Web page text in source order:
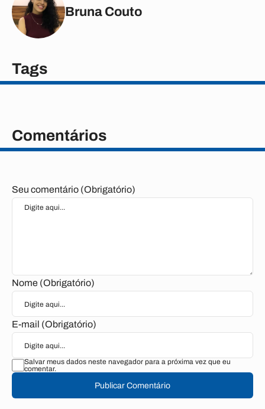
Bruna Couto
Tags
Comentários
Seu comentário (Obrigatório)
Nome (Obrigatório)
E-mail (Obrigatório)
Salvar meus dados neste navegador para a próxima vez que eu
comentar.
Publicar Comentário